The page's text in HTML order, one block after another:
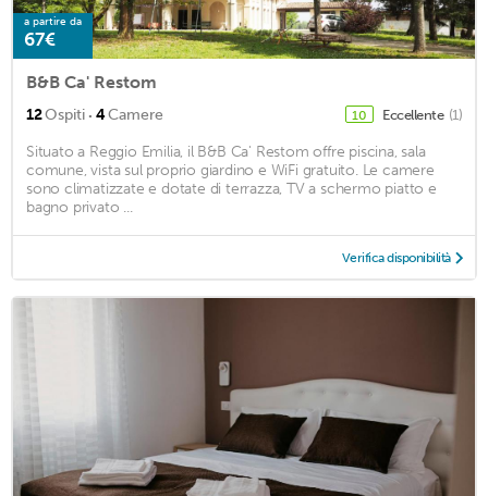
a partire da
67€
B&B Ca' Restom
12Ospiti · 4Camere 10 Eccellente (1)
Situato a Reggio Emilia, il B&B Ca' Restom offre piscina, sala
comune, vista sul proprio giardino e WiFi gratuito. Le camere
sono climatizzate e dotate di terrazza, TV a schermo piatto e
bagno privato ...
Verifica disponibilità